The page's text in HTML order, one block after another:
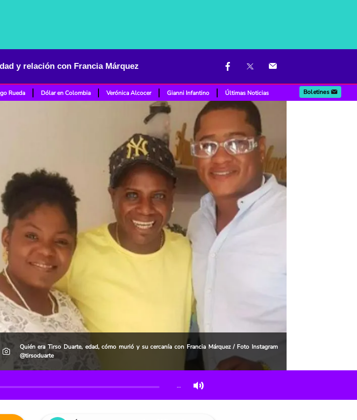
y relación con Francia Márquez
Rueda Dólar en Colombia Verónica Alcocer Gianni Infantino Últimas Noticias Boletines
Quién era Tirso Duarte, edad, cómo murió y su cercanía con Francia Márquez / Foto Instagram
@tirsoduarte
…